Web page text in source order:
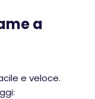
a
e veloce.